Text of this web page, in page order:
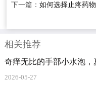
下一篇： 如何选择止疼药
相关推荐
奇痒无比的手部小水泡
2026-05-27